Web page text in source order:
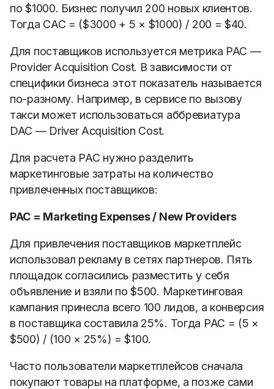
по $1000. Бизнес получил 200 новых клиентов.
Тогда САС = ($3000 + 5 × $1000) / 200 = $40.
Для поставщиков используется метрика PAC —
Provider Acquisition Cost. В зависимости от
специфики бизнеса этот показатель называется
по-разному. Например, в сервисе по вызову
такси может использоваться аббревиатура
DAC — Driver Acquisition Cost.
Для расчета PAC нужно разделить
маркетинговые затраты на количество
привлеченных поставщиков:
PAC = Marketing Expenses / New Providers
Для привлечения поставщиков маркетплейс
использовал рекламу в сетях партнеров. Пять
площадок согласились разместить у себя
объявление и взяли по $500. Маркетинговая
кампания принесла всего 100 лидов, а конверсия
в поставщика составила 25%. Тогда PAC = (5 ×
$500) / (100 × 25%) = $100.
Часто пользователи маркетплейсов сначала
покупают товары на платформе, а позже сами